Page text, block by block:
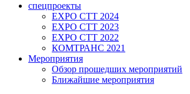
спецпроекты
EXPO CTT 2024
EXPO CTT 2023
EXPO CTT 2022
КОМТРАНС 2021
Мероприятия
Обзор прошедших мероприятий
Ближайшие мероприятия